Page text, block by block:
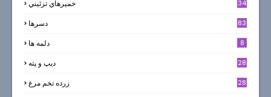
خميرهاي تزئيني 34
دسرها 83
دلمه ها 8
ديپ و پته 28
زرده تخم مرغ 28